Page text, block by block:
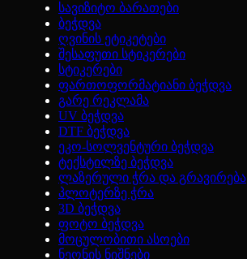
სავიზიტო ბარათები
ბეჭდვა
ღვინის ეტიკეტები
შესაფუთი სტიკერები
სტიკერები
ფართოფორმატიანი ბეჭდვა
გარე რეკლამა
UV ბეჭდვა
DTF ბეჭდვა
ეკო-სოლვენტური ბეჭდვა
ტექსტილზე ბეჭდვა
ლაზერული ჭრა და გრავირება
პლოტერზე ჭრა
3D ბეჭდვა
ფოტო ბეჭდვა
მოცულობითი ასოები
ნეონის ნიშნები